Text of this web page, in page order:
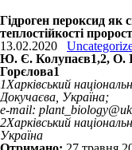
Гідроген пероксид як
теплостійкості
13.02.2020
Ю. Є. Колупаєв1,2, О.
Горєлова1
1Харківський
Докучаєва, Україна;
e-mail:
2Харківський
Україна